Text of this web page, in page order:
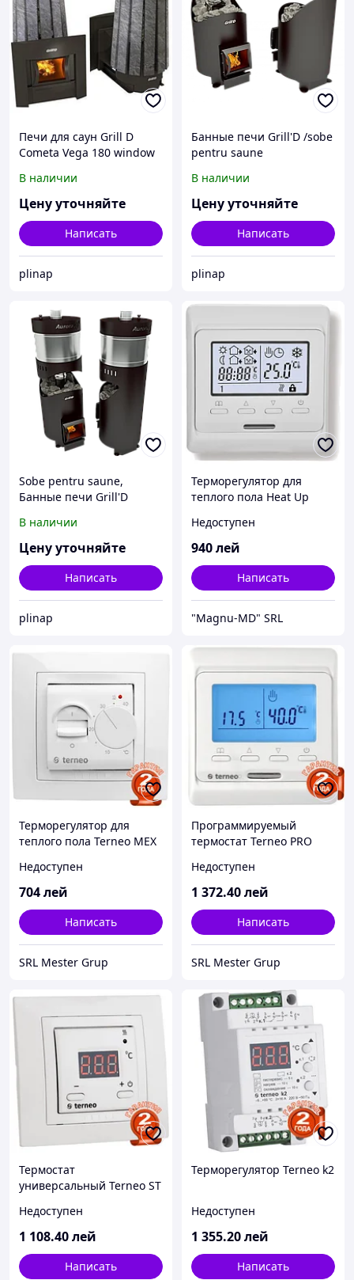
Печи для саун Grill D
Cometa Vega 180 window
В наличии
Цену уточняйте
Написать
plinap
Банные печи Grill'D /sobe
pentru saune
В наличии
Цену уточняйте
Написать
plinap
Sobe pentru saune,
Банные печи Grill'D
В наличии
Цену уточняйте
Написать
plinap
Терморегулятор для
теплого пола Heat Up
Недоступен
940лей
Написать
"Magnu-MD" SRL
Терморегулятор для
теплого пола Terneo MEX
Недоступен
704лей
Написать
SRL Mester Grup
Программируемый
термостат Terneo PRO
Недоступен
1 372.40лей
Написать
SRL Mester Grup
Термостат
универсальный Terneo ST
Недоступен
1 108.40лей
Написать
Терморегулятор Terneo k2
Недоступен
1 355.20лей
Написать